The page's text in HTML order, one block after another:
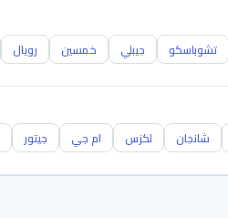
تشوباسكو جيبلي خمسين رويال
شانجان لكزس ام جي جيتور